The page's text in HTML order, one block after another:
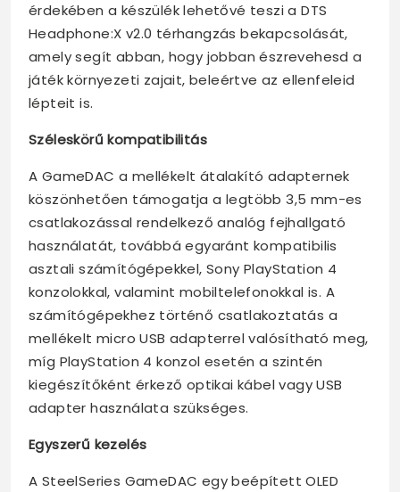
érdekében a készülék lehetővé teszi a DTS
Headphone:X v2.0 térhangzás bekapcsolását,
amely segít abban, hogy jobban észrevehesd a
játék környezeti zajait, beleértve az ellenfeleid
lépteit is.
Széleskörű kompatibilitás
A GameDAC a mellékelt átalakító adapternek
köszönhetően támogatja a legtöbb 3,5 mm-es
csatlakozással rendelkező analóg fejhallgató
használatát, továbbá egyaránt kompatibilis
asztali számítógépekkel, Sony PlayStation 4
konzolokkal, valamint mobiltelefonokkal is. A
számítógépekhez történő csatlakoztatás a
mellékelt micro USB adapterrel valósítható meg,
míg PlayStation 4 konzol esetén a szintén
kiegészítőként érkező optikai kábel vagy USB
adapter használata szükséges.
Egyszerű kezelés
A SteelSeries GameDAC egy beépített OLED